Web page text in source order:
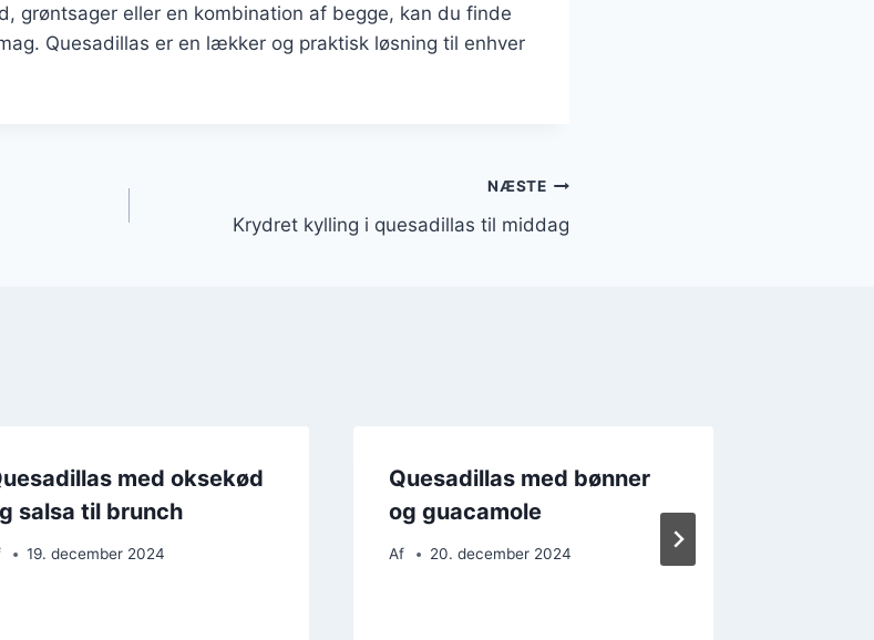
grøntsager eller en kombination af begge, kan du finde
Quesadillas er en lækker og praktisk løsning til enhver
NÆSTE
Krydret kylling i quesadillas til middag
med oksekød
salsa til brunch
19. december 2024
Quesadillas med bønner
og guacamole
Af 20. december 2024